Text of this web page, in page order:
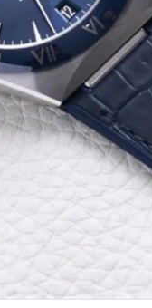
（CCMALL）C座17
层1015室（需提前
心T2座写字楼29层03
7层G室（需提前预约
心C座12层1205室（
心T1写字楼9层907
写字楼1座11层1104
楼16层1603室（需
中心办公楼C座22层
大厦38层09室（需提
1224室（需提前预约
大厦B座12楼03室（需